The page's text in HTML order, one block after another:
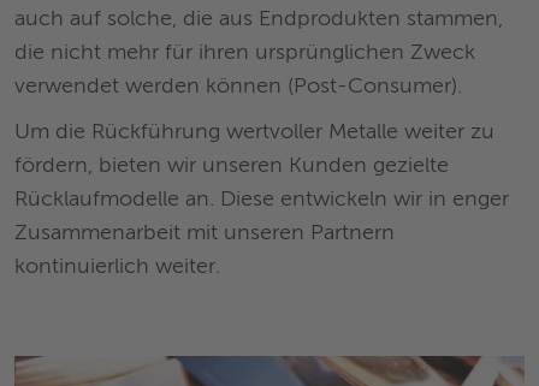
auch auf solche, die aus Endprodukten stammen,
die nicht mehr für ihren ursprünglichen Zweck
verwendet werden können (Post-Consumer).
Um die Rückführung wertvoller Metalle weiter zu
fördern, bieten wir unseren Kunden gezielte
Rücklaufmodelle an. Diese entwickeln wir in enger
Zusammenarbeit mit unseren Partnern
kontinuierlich weiter.